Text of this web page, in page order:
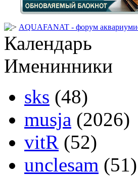
AQUAFANAT - форум
Календарь
Именинники
sks (48)
musja (2026)
vitR (52)
unclesam (51)